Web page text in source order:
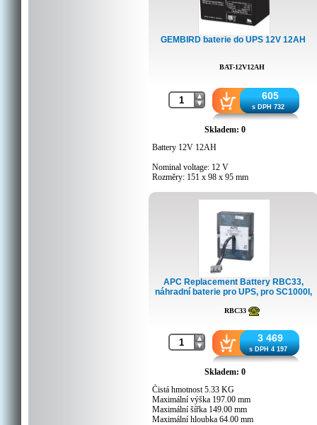
GEMBIRD baterie do UPS 12V 12AH
BAT-12V12AH
605
s DPH 732
Skladem: 0
Battery 12V 12AH
Nominal voltage: 12 V
Rozměry: 151 x 98 x 95 mm
APC Replacement Battery RBC33,
náhradní baterie pro UPS, pro SC1000I,
RBC33
3 469
s DPH 4 197
Skladem: 0
Čistá hmotnost 5.33 KG
Maximální výška 197.00 mm
Maximální šířka 149.00 mm
Maximální hloubka 64.00 mm